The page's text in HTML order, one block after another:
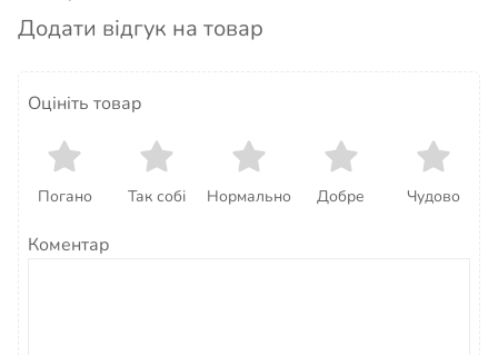
Додати відгук на товар
Оцініть товар
Погано Так собі Нормально Добре Чудово
Коментар